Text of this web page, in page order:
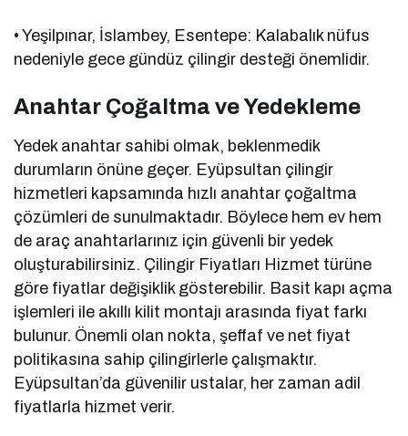
• Yeşilpınar, İslambey, Esentepe: Kalabalık nüfus
nedeniyle gece gündüz çilingir desteği önemlidir.
Anahtar Çoğaltma ve Yedekleme
Yedek anahtar sahibi olmak, beklenmedik
durumların önüne geçer. Eyüpsultan çilingir
hizmetleri kapsamında hızlı anahtar çoğaltma
çözümleri de sunulmaktadır. Böylece hem ev hem
de araç anahtarlarınız için güvenli bir yedek
oluşturabilirsiniz. Çilingir Fiyatları Hizmet türüne
göre fiyatlar değişiklik gösterebilir. Basit kapı açma
işlemleri ile akıllı kilit montajı arasında fiyat farkı
bulunur. Önemli olan nokta, şeffaf ve net fiyat
politikasına sahip çilingirlerle çalışmaktır.
Eyüpsultan’da güvenilir ustalar, her zaman adil
fiyatlarla hizmet verir.